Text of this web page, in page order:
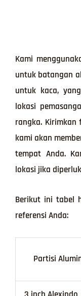
Kami
untuk batangan
untuk kaca,
lokasi
rangka.
kami akan
tempat Anda.
lokasi jika
Berikut ini tabel
referensi Anda:
Partisi